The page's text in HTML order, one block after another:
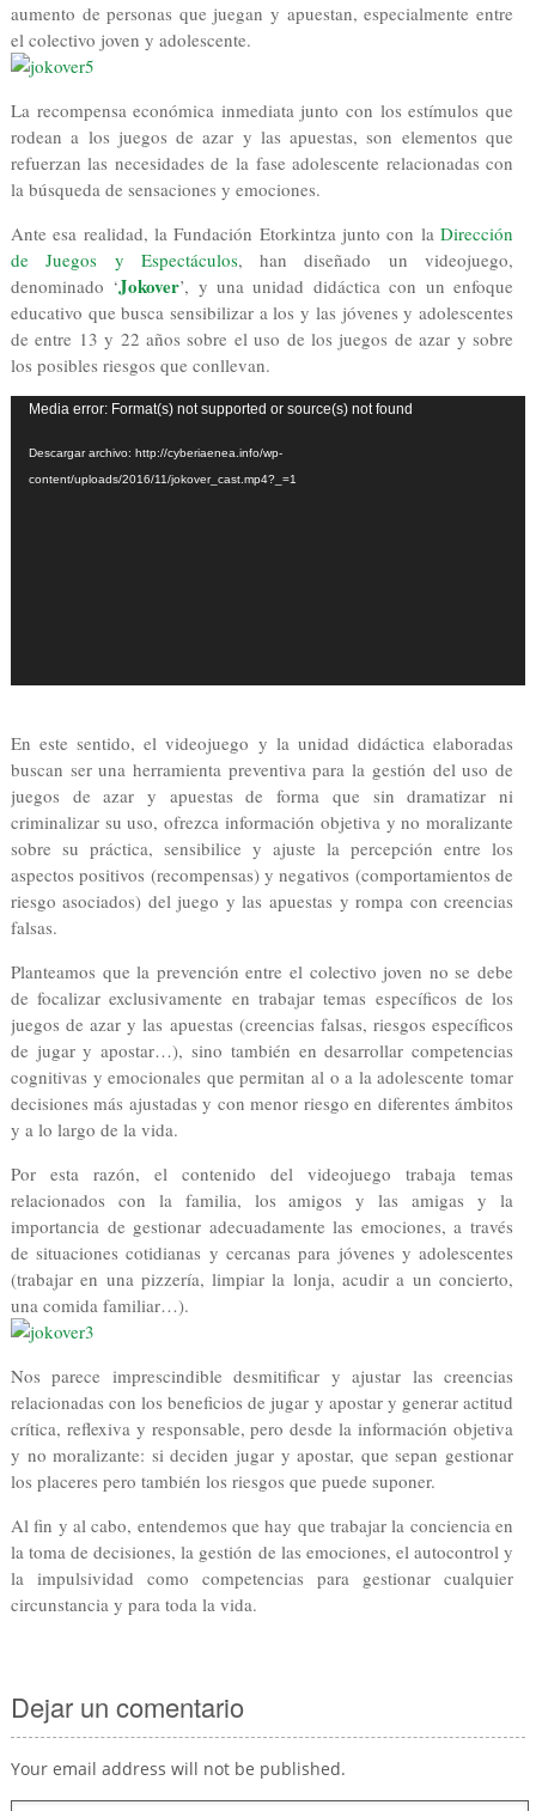
aumento de personas que juegan y apuestan, especialmente entre
el colectivo joven y adolescente.
La recompensa económica inmediata junto con los estímulos que
rodean a los juegos de azar y las apuestas, son elementos que
refuerzan las necesidades de la fase adolescente relacionadas con
la búsqueda de sensaciones y emociones.
Ante esa realidad, la Fundación Etorkintza junto con laDirección
de Juegos y Espectáculos, han diseñado un videojuego,
denominado ‘Jokover’, y una unidad didáctica con un enfoque
educativo que busca sensibilizar a los y las jóvenes y adolescentes
de entre 13 y 22 años sobre el uso de los juegos de azar y sobre
los posibles riesgos que conllevan.
Reproductor
vídeo
Media error: Format(s) not supported or source(s) not found
Descargar archivo: http://cyberiaenea.info/wp-
content/uploads/2016/11/jokover_cast.mp4?_=1
En este sentido, el videojuego y la unidad didáctica elaboradas
buscan ser una herramienta preventiva para la gestión del uso de
juegos de azar y apuestas de forma que sin dramatizar ni
criminalizar su uso, ofrezca información objetiva y no moralizante
sobre su práctica, sensibilice y ajuste la percepción entre los
aspectos positivos (recompensas) y negativos (comportamientos de
riesgo asociados) del juego y las apuestas y rompa con creencias
falsas.
Planteamos que la prevención entre el colectivo joven no se debe
de focalizar exclusivamente en trabajar temas específicos de los
juegos de azar y las apuestas (creencias falsas, riesgos específicos
de jugar y apostar…), sino también en desarrollar competencias
cognitivas y emocionales que permitan al o a la adolescente tomar
decisiones más ajustadas y con menor riesgo en diferentes ámbitos
y a lo largo de la vida.
Por esta razón, el contenido del videojuego trabaja temas
relacionados con la familia, los amigos y las amigas y la
importancia de gestionar adecuadamente las emociones, a través
de situaciones cotidianas y cercanas para jóvenes y adolescentes
(trabajar en una pizzería, limpiar la lonja, acudir a un concierto,
una comida familiar…).
Nos parece imprescindible desmitificar y ajustar las creencias
relacionadas con los beneficios de jugar y apostar y generar actitud
crítica, reflexiva y responsable, pero desde la información objetiva
y no moralizante: si deciden jugar y apostar, que sepan gestionar
los placeres pero también los riesgos que puede suponer.
Al fin y al cabo, entendemos que hay que trabajar la conciencia en
la toma de decisiones, la gestión de las emociones, el autocontrol y
la impulsividad como competencias para gestionar cualquier
circunstancia y para toda la vida.
Dejar un comentario
Your email address will not be published.